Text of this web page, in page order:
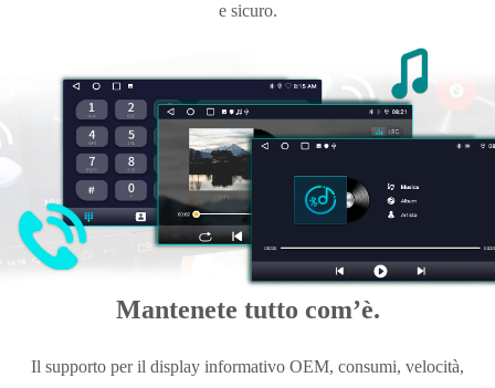
e sicuro.
Mantenete tutto com’è.
Il supporto per il display informativo OEM, consumi, velocità,